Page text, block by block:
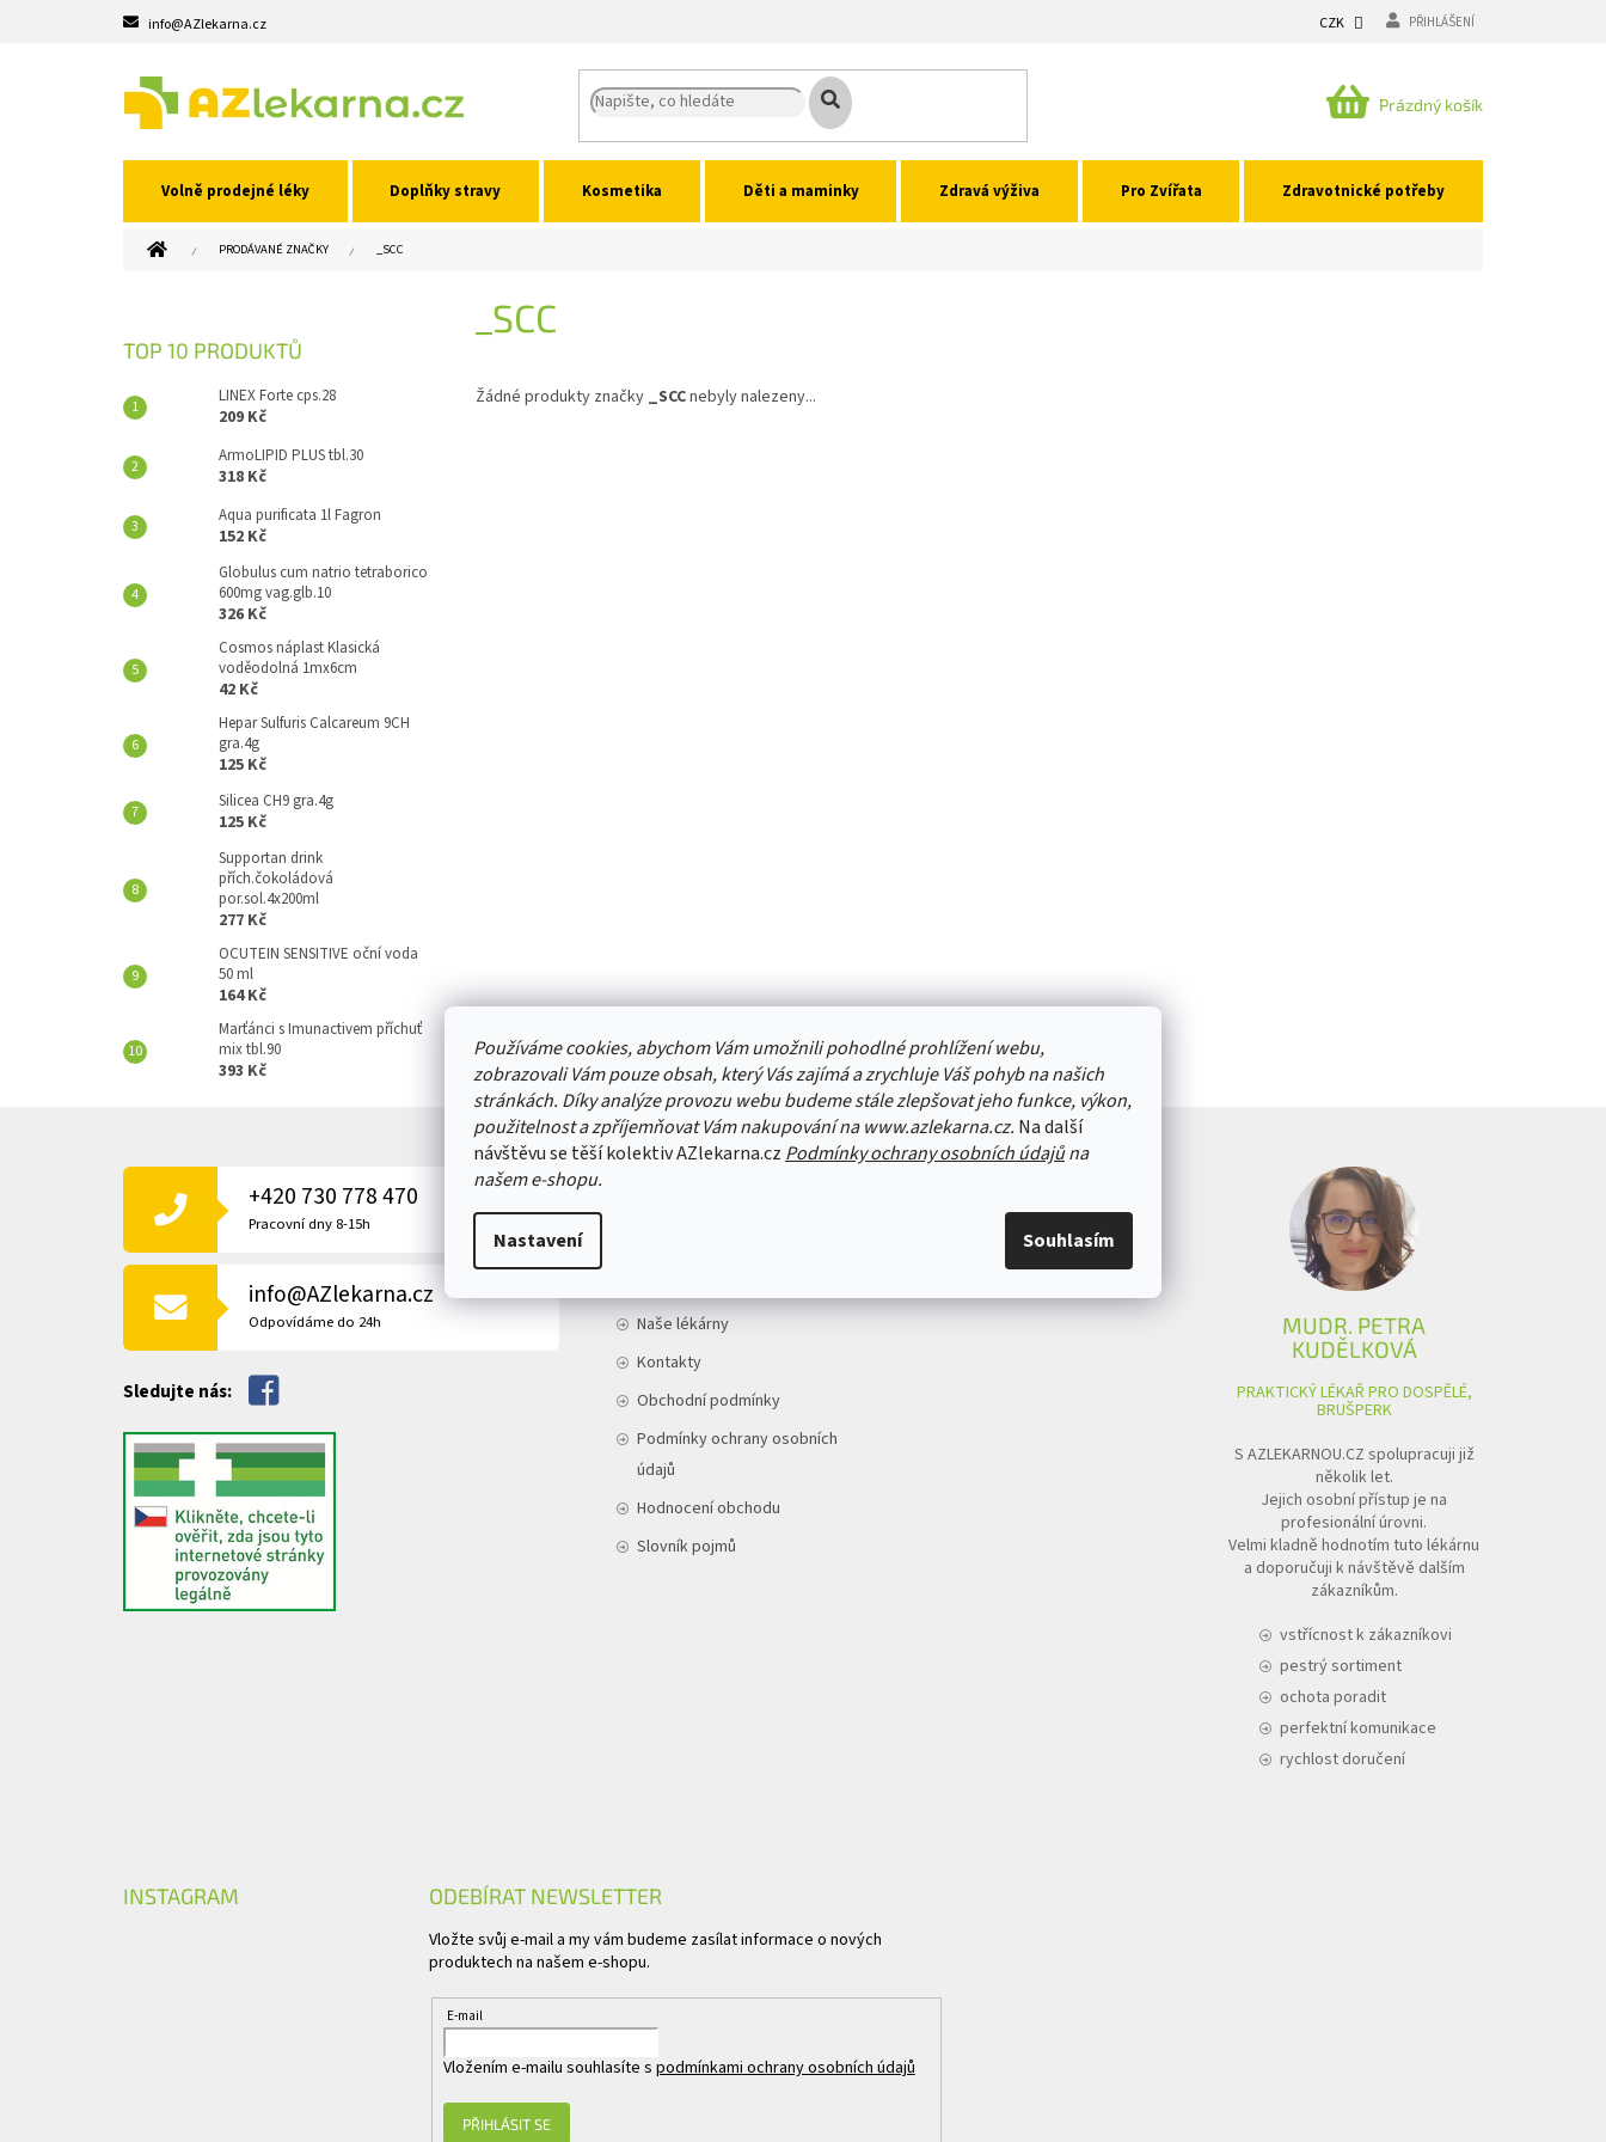
Používáme cookies, abychom Vám umožnili pohodlné prohlížení webu,
zobrazovali Vám pouze obsah, který Vás zajímá a zrychluje Váš pohyb na našich
stránkách. Díky analýze provozu webu budeme stále zlepšovat jeho funkce, výkon,
použitelnost a zpříjemňovat Vám nakupování na www.azlekarna.cz. Na další
návštěvu se těší kolektiv AZlekarna.cz Podmínky ochrany osobních údajůna
našem e-shopu.
Nastavení Souhlasím
info@AZlekarna.cz CZK PŘIHLÁŠENÍ
NÁKUPNÍ
Prázdný košík
Volně prodejné léky Doplňky stravy Kosmetika Děti a maminky Zdravá výživa Pro Zvířata Zdravotnické potřeby
DOMŮ PRODÁVANÉ ZNAČKY _SCC
TOP 10 PRODUKTŮ
LINEX Forte cps.28
209 Kč
ArmoLIPID PLUS tbl.30
318 Kč
Aqua purificata 1l Fagron
152 Kč
Globulus cum natrio tetraborico
600mg vag.glb.10
326 Kč
Cosmos náplast Klasická
voděodolná 1mx6cm
42 Kč
Hepar Sulfuris Calcareum 9CH
gra.4g
125 Kč
Silicea CH9 gra.4g
125 Kč
Supportan drink
přích.čokoládová
por.sol.4x200ml
277 Kč
OCUTEIN SENSITIVE oční voda
50 ml
164 Kč
Marťánci s Imunactivem příchuť
mix tbl.90
393 Kč
_SCC
Žádné produkty značky _SCCnebyly nalezeny...
+420 730 778 470
Pracovní dny 8-15h
info@AZlekarna.cz
Odpovídáme do 24h
Sledujte nás:
Naše lékárny
Kontakty
Obchodní podmínky
Podmínky ochrany osobních
údajů
Hodnocení obchodu
Slovník pojmů
MUDR. PETRA
KUDĚLKOVÁ
PRAKTICKÝ LÉKAŘ PRO DOSPĚLÉ,
BRUŠPERK
S AZLEKARNOU.CZ spolupracuji již
několik let.
Jejich osobní přístup je na
profesionální úrovni.
Velmi kladně hodnotím tuto lékárnu
a doporučuji k návštěvě dalším
zákazníkům.
vstřícnost k zákazníkovi
pestrý sortiment
ochota poradit
perfektní komunikace
rychlost doručení
INSTAGRAM ODEBÍRAT NEWSLETTER
Vložte svůj e-mail a my vám budeme zasílat informace o nových
produktech na našem e-shopu.
E-mail
Vložením e-mailu souhlasíte s podmínkami ochrany osobních údajů
PŘIHLÁSIT SE